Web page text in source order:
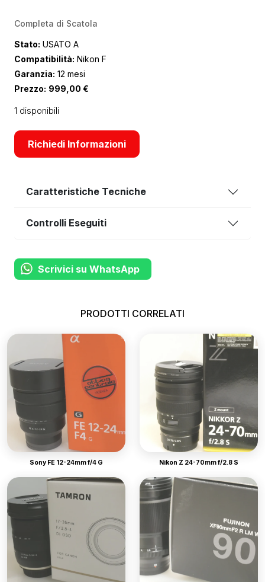
Completa di Scatola
Stato: USATO A
Compatibilità: Nikon F
Garanzia: 12 mesi
Prezzo: 999,00 €
1 disponibili
Richiedi Informazioni
Caratteristiche Tecniche
Controlli Eseguiti
Scrivici su WhatsApp
PRODOTTI CORRELATI
Sony FE 12-24mm f/4 G Nikon Z 24-70mm f/2.8 S